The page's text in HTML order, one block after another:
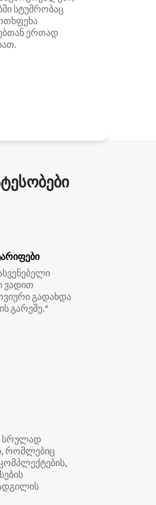
სტუმრობაც
ერთად
ვადით
გადახდა
გარეშე.*
სრულად
რომლებიც